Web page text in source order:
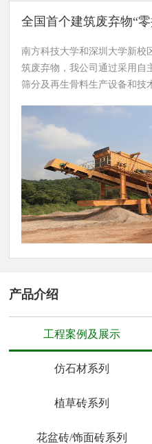
全国首个建筑废弃物“
南方科技大学和深圳大学新校
筑废弃物，我公司通过采用自
筛分及再生骨料生产设备和技
环保建材产品的生产，实现就
色再生建材产品，最终实现整
产品介绍
工程案例及展示
仿石材系列
植草砖系列
花盆砖/饰面砖系列